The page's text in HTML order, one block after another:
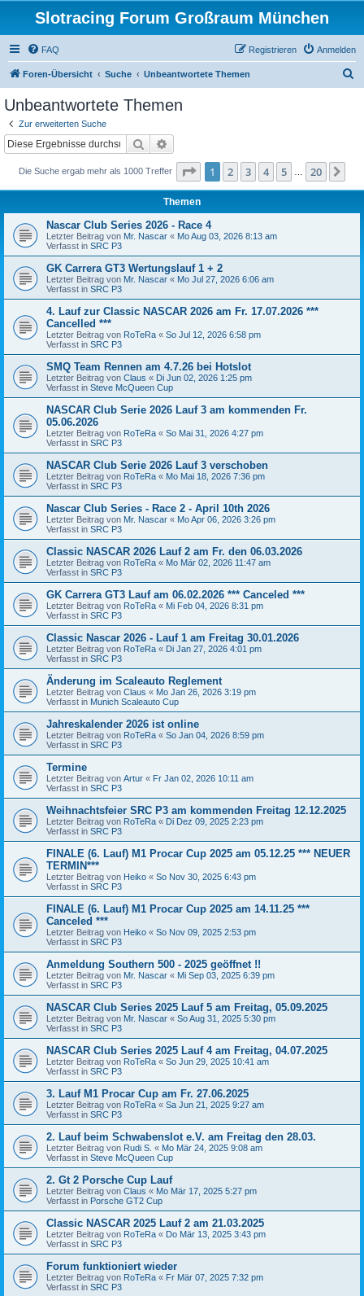
Slotracing Forum Großraum München
FAQ Anmelden
Registrieren
Foren-Übersicht Suche Unbeantwortete Themen
Unbeantwortete Themen
Zur erweiterten Suche
Suche
Die Suche ergab mehr als 1000 Treffer Seite 1von 20
1 2 3 4 5 20
Themen
Nascar Club Series 2026 - Race 4
Letzter Beitrag von Mr. Nascar « Mo Aug 03, 2026 8:13 am
Verfasst in SRC P3
GK Carrera GT3 Wertungslauf 1 + 2
Letzter Beitrag von Mr. Nascar « Mo Jul 27, 2026 6:06 am
Verfasst in SRC P3
4. Lauf zur Classic NASCAR 2026 am Fr. 17.07.2026 ***
Cancelled ***
Letzter Beitrag von RoTeRa « So Jul 12, 2026 6:58 pm
Verfasst in SRC P3
SMQ Team Rennen am 4.7.26 bei Hotslot
Letzter Beitrag von Claus « Di Jun 02, 2026 1:25 pm
Verfasst in Steve McQueen Cup
NASCAR Club Serie 2026 Lauf 3 am kommenden Fr.
05.06.2026
Letzter Beitrag von RoTeRa « So Mai 31, 2026 4:27 pm
Verfasst in SRC P3
NASCAR Club Serie 2026 Lauf 3 verschoben
Letzter Beitrag von RoTeRa « Mo Mai 18, 2026 7:36 pm
Verfasst in SRC P3
Nascar Club Series - Race 2 - April 10th 2026
Letzter Beitrag von Mr. Nascar « Mo Apr 06, 2026 3:26 pm
Verfasst in SRC P3
Classic NASCAR 2026 Lauf 2 am Fr. den 06.03.2026
Letzter Beitrag von RoTeRa « Mo Mär 02, 2026 11:47 am
Verfasst in SRC P3
GK Carrera GT3 Lauf am 06.02.2026 *** Canceled ***
Letzter Beitrag von RoTeRa « Mi Feb 04, 2026 8:31 pm
Verfasst in SRC P3
Classic Nascar 2026 - Lauf 1 am Freitag 30.01.2026
Letzter Beitrag von RoTeRa « Di Jan 27, 2026 4:01 pm
Verfasst in SRC P3
Änderung im Scaleauto Reglement
Letzter Beitrag von Claus « Mo Jan 26, 2026 3:19 pm
Verfasst in Munich Scaleauto Cup
Jahreskalender 2026 ist online
Letzter Beitrag von RoTeRa « So Jan 04, 2026 8:59 pm
Verfasst in SRC P3
Termine
Letzter Beitrag von Artur « Fr Jan 02, 2026 10:11 am
Verfasst in SRC P3
Weihnachtsfeier SRC P3 am kommenden Freitag 12.12.2025
Letzter Beitrag von RoTeRa « Di Dez 09, 2025 2:23 pm
Verfasst in SRC P3
FINALE (6. Lauf) M1 Procar Cup 2025 am 05.12.25 *** NEUER
TERMIN***
Letzter Beitrag von Heiko « So Nov 30, 2025 6:43 pm
Verfasst in SRC P3
FINALE (6. Lauf) M1 Procar Cup 2025 am 14.11.25 ***
Canceled ***
Letzter Beitrag von Heiko « So Nov 09, 2025 2:53 pm
Verfasst in SRC P3
Anmeldung Southern 500 - 2025 geöffnet !!
Letzter Beitrag von Mr. Nascar « Mi Sep 03, 2025 6:39 pm
Verfasst in SRC P3
NASCAR Club Series 2025 Lauf 5 am Freitag, 05.09.2025
Letzter Beitrag von Mr. Nascar « So Aug 31, 2025 5:30 pm
Verfasst in SRC P3
NASCAR Club Series 2025 Lauf 4 am Freitag, 04.07.2025
Letzter Beitrag von RoTeRa « So Jun 29, 2025 10:41 am
Verfasst in SRC P3
3. Lauf M1 Procar Cup am Fr. 27.06.2025
Letzter Beitrag von RoTeRa « Sa Jun 21, 2025 9:27 am
Verfasst in SRC P3
2. Lauf beim Schwabenslot e.V. am Freitag den 28.03.
Letzter Beitrag von Rudi S. « Mo Mär 24, 2025 9:08 am
Verfasst in Steve McQueen Cup
2. Gt 2 Porsche Cup Lauf
Letzter Beitrag von Claus « Mo Mär 17, 2025 5:27 pm
Verfasst in Porsche GT2 Cup
Classic NASCAR 2025 Lauf 2 am 21.03.2025
Letzter Beitrag von RoTeRa « Do Mär 13, 2025 3:43 pm
Verfasst in SRC P3
Forum funktioniert wieder
Letzter Beitrag von RoTeRa « Fr Mär 07, 2025 7:32 pm
Verfasst in SRC P3